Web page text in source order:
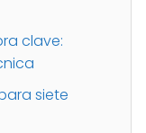
clave:
siete